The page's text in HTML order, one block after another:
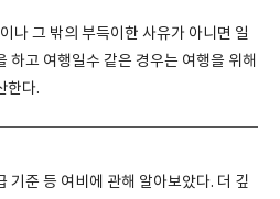
나 그 밖의 부득이한 사유가 아니면 일
하고 여행일수 같은 경우는 여행을 위해
한다.
기준 등 여비에 관해 알아보았다. 더 깊